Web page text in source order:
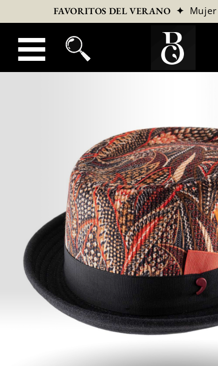
FAVORITOS DEL VERANO ✦ Mujer